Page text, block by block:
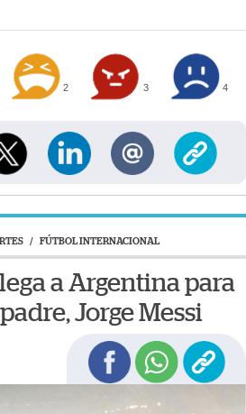
2 3 4
/ FÚTBOL INTERNACIONAL
a Argentina para
Jorge Messi